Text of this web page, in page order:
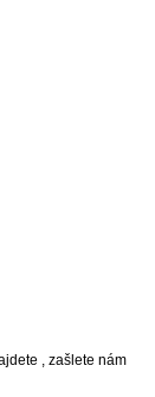
, zašlete nám